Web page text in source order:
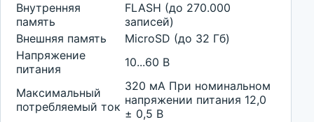
Внутренняя
память
FLASH (до 270.000
записей)
Внешняя память
MicroSD (до 32 Гб)
Напряжение
питания
10...60 В
Максимальный
потребляемый ток
320 мА При номинальном
напряжении питания 12,0
± 0,5 В